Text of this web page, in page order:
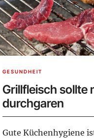
GESUNDHEIT
Grillfleisch sollte
durchgaren
Gute Küchenhygiene